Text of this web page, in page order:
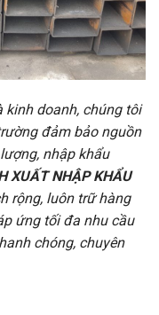
kinh doanh, chúng tôi
đảm bảo nguồn
nhập khẩu
XUẤT NHẬP KHẨU
rộng, luôn trữ hàng
ứng tối đa nhu cầu
chóng, chuyên